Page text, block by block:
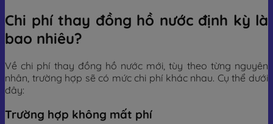
Chi phí thay đồng hồ nước định kỳ là
bao nhiêu?
Về chi phí thay đồng hồ nước mới, tùy theo từng nguyên
nhân, trường hợp sẽ có mức chi phí khác nhau. Cụ thể dưới
đây:
Trường hợp không mất phí